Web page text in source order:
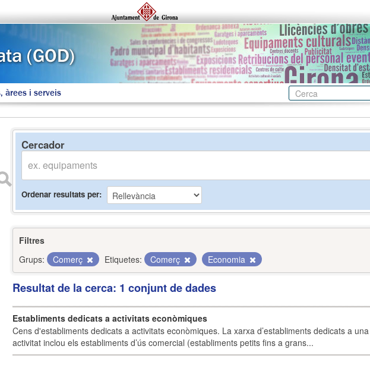
àrees i serveis
Cercador
Ordenar resultats per
Filtres
Grups:
Comerç Etiquetes: Comerç Economia
Resultat de la cerca: 1 conjunt de dades
Establiments dedicats a activitats econòmiques
Cens d'establiments dedicats a activitats econòmiques. La xarxa d’establiments dedicats a una
activitat inclou els establiments d’ús comercial (establiments petits fins a grans...